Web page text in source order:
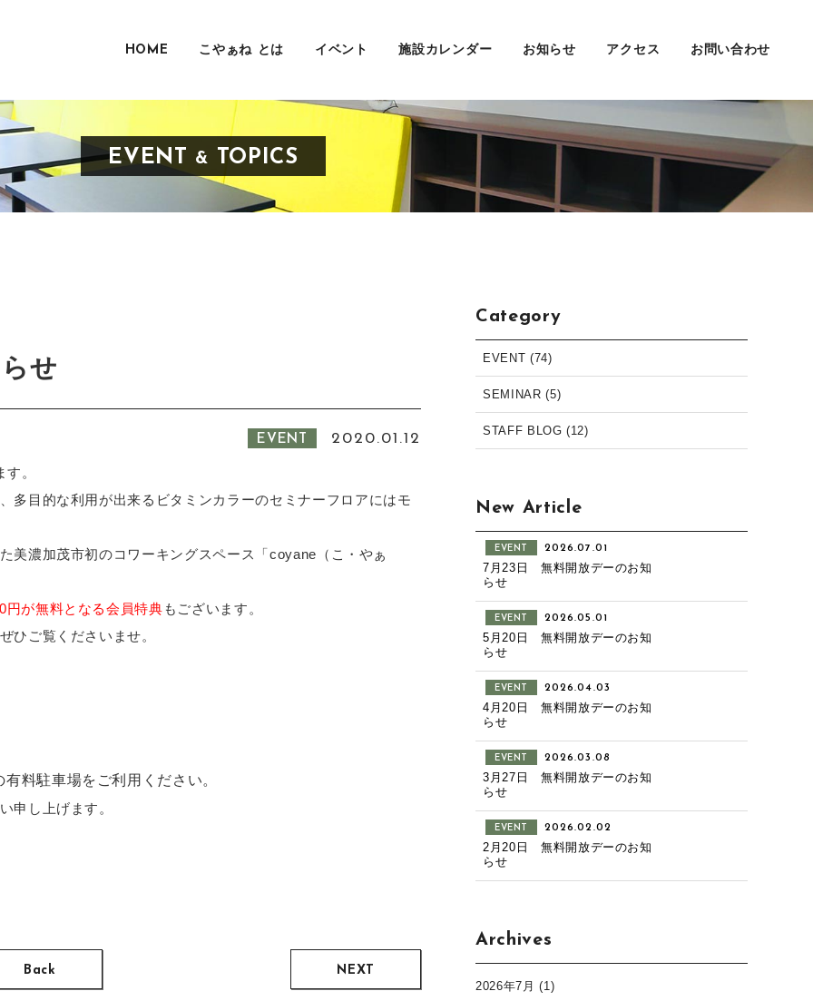
HOME こやぁね とは イベント 施設カレンダー お知らせ アクセス お問い合わせ
EVENT & TOPICS
せ
EVENT 2020.01.12
。
多目的な利用が出来るビタミンカラーのセミナーフロアにはモ
美濃加茂市初のコワーキングスペース「coyane（こ・やぁ
円が無料となる会員特典 もございます。
ひご覧くださいませ。
料駐車場をご利用ください。
申し上げます。
NEXT
Back
Category
EVENT (74)
SEMINAR (5)
STAFF BLOG (12)
New Article
EVENT 2026.07.01
7月23日 無料開放デーのお知
らせ
EVENT 2026.05.01
5月20日 無料開放デーのお知
らせ
EVENT 2026.04.03
4月20日 無料開放デーのお知
らせ
EVENT 2026.03.08
3月27日 無料開放デーのお知
らせ
EVENT 2026.02.02
2月20日 無料開放デーのお知
らせ
Archives
2026年7月 (1)